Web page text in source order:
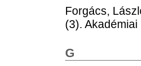
Forgács,
(3).
G